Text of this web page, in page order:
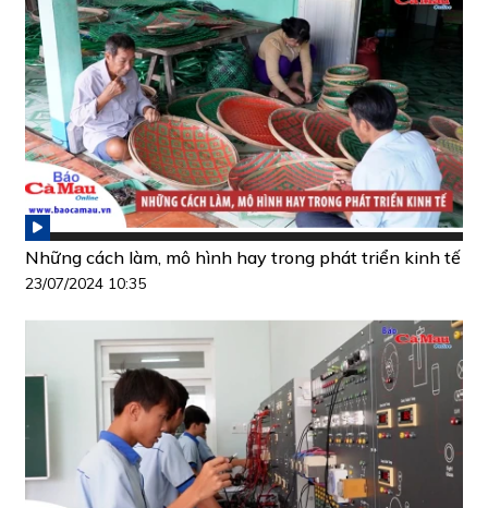
Những cách làm, mô hình hay trong phát triển kinh tế
23/07/2024 10:35